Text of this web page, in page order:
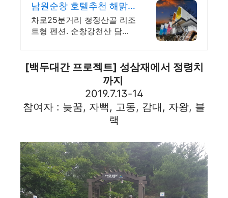
남원순창 호텔추천 해맑
은천상 가족행사 동아리
단체모임 최적
차로25분거리 청정산골 리조
트형 펜션. 순창강천산 담양
[백두대간 프로젝트] 성삼재에서 정령치
까지
2019.7.13-14
참여자 : 늦꿈, 자뻑, 고동, 감대, 자왕, 블
랙